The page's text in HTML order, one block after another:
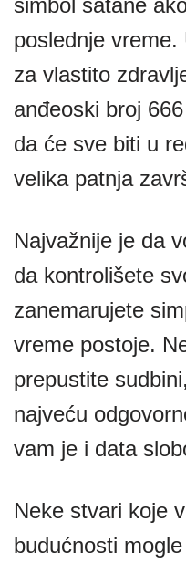
simbol satane
poslednje
za vlastito
anđeoski broj
da će sve biti u
velika patnja
Najvažnije je da
da kontrolišete
zanemarujete
vreme postoje.
prepustite
najveću
vam je i data
Neke stvari koje
budućnosti